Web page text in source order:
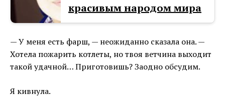
красивым народом мира
— У меня есть фарш, — неожиданно сказала она. —
Хотела пожарить котлеты, но твоя ветчина выходит
такой удачной… Приготовишь? Заодно обсудим.
Я кивнула.